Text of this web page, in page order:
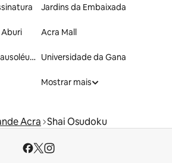
Jardins da Embaixada
Acra Mall
Parque Memorial e Mausoléu Kwame Nkrumah Universidade da Gana
Mostrar mais
Acra Shai Osudoku